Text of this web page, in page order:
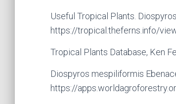
Useful Tropical Plants.
https://tropical.theferns.info/
Tropical Plants Database, Ken
Diospyros mespiliformis
https://